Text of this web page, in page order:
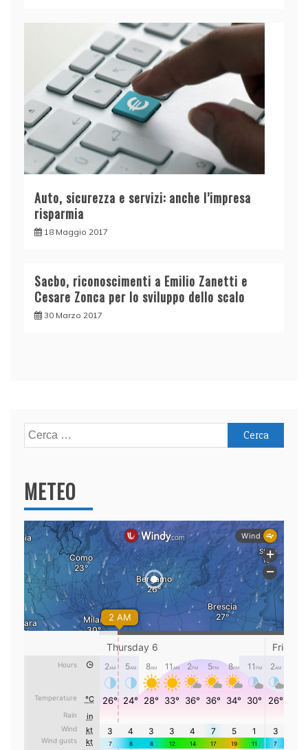
Auto, sicurezza e servizi: anche l’impresa
risparmia
18 Maggio 2017
Sacbo, riconoscimenti a Emilio Zanetti e
Cesare Zonca per lo sviluppo dello scalo
30 Marzo 2017
Ricerca
per:
METEO